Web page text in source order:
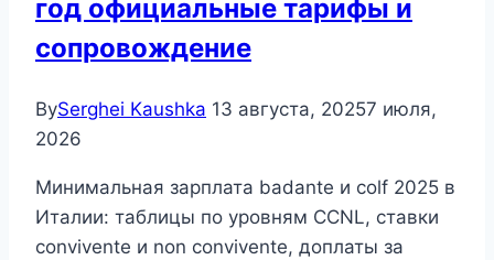
год официальные тарифы и
сопровождение
BySerghei Kaushka 13 августа, 20257 июля,
2026
Минимальная зарплата badante и colf 2025 в
Италии: таблицы по уровням CCNL, ставки
convivente и non convivente, доплаты за